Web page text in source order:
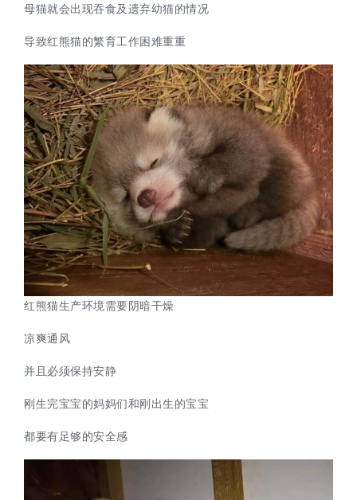
母猫就会出现吞食及遗弃幼猫的情况
导致红熊猫的繁育工作困难重重
红熊猫生产环境需要阴暗干燥
凉爽通风
并且必须保持安静
刚生完宝宝的妈妈们和刚出生的宝宝
都要有足够的安全感